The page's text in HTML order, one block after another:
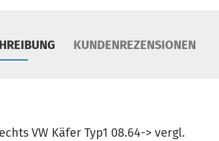
KUNDENREZENSIONEN
VW Käfer Typ1 08.64-> vergl.